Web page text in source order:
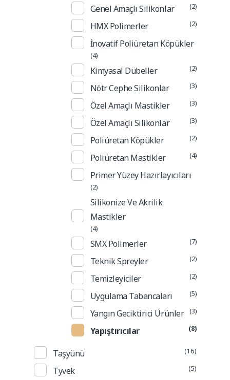
Genel Amaçlı Silikonlar (2)
HMX Polimerler (2)
İnovatif Poliüretan Köpükler
(4)
Kimyasal Dübeller (2)
Nötr Cephe Silikonlar (3)
Özel Amaçlı Mastikler (3)
Özel Amaçlı Silikonlar (3)
Poliüretan Köpükler (2)
Poliüretan Mastikler (4)
Primer Yüzey Hazırlayıcıları
(2)
Silikonize Ve Akrilik
Mastikler
(4)
SMX Polimerler (7)
Teknik Spreyler (2)
Temizleyiciler (2)
Uygulama Tabancaları (5)
Yangın Geciktirici Ürünler (3)
Yapıştırıcılar (8)
Taşyünü (16)
Tyvek (5)